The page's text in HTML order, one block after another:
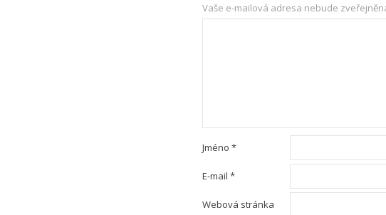
Vaše e-mailová adresa nebude
Jméno *
E-mail *
Webová stránka